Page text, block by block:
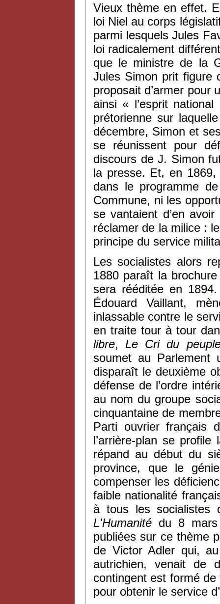
Vieux thème en effet.
loi Niel au corps
parmi lesquels Jules
loi radicalement
que le ministre de la
Jules Simon prit figure
proposait d’armer pour
ainsi « l’esprit
prétorienne sur
décembre, Simon et
se réunissent pour
discours de J. Simon
la presse. Et, en 1869,
dans le programme
Commune, ni les
se vantaient d’en
réclamer de la milice :
principe du service
Les socialistes alors
1880 paraît la
sera rééditée en
Édouard Vaillant,
inlassable contre le
en traite tour à tour
libre, Le Cri du
soumet au Parlement
disparaît le deuxième
défense de l’ordre
au nom du groupe
cinquantaine de
Parti ouvrier français
l’arrière-plan se profile
répand au début du
province, que le
compenser les
faible nationalité
à tous les socialistes
L'Humanité du 8 mars
publiées sur ce thème
de Victor Adler qui,
autrichien, venait de
contingent est formé
pour obtenir le service